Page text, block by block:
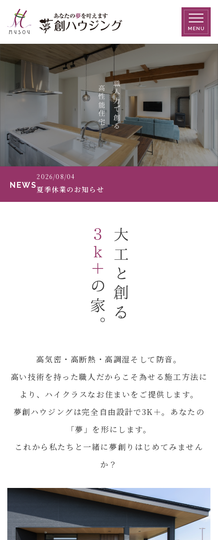
MENU
職人力で創る
高性能住宅
NEWS
2026/08/04
夏季休業のお知らせ
大工と創る
３k＋
の家。
高気密・高断熱・高調湿そして防音。
高い技術を持った職人だからこそ為せる施工方法に
より、ハイクラスなお住まいをご提供します。
夢創ハウジングは完全自由設計で3K＋。あなたの
「夢」を形にします。
これから私たちと一緒に夢創りはじめてみません
か？